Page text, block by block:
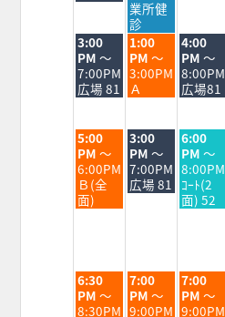
25th
26th
2026
業所健
診
火
曜
日,
8
月
2026
3:00
PM ～
7:00PM
広場 81
水
曜
日,
8
月
2026
1:00
PM ～
3:00PM
Ａ
木
曜
日,
8
月
2026
4:00
PM ～
8:00PM
広場81
火
曜
日,
8
月
25th
5:00
PM ～
6:00PM
Ｂ(全
面)
水
曜
日,
8
月
3:00
PM ～
7:00PM
広場 81
木
曜
日,
8
月
27th
6:00
PM ～
8:00PM
ｺｰﾄ(2
面) 52
火
曜
日,
6:30
PM ～
8:30PM
水
曜
日,
7:00
PM ～
9:00PM
木
曜
日,
7:00
PM ～
9:00PM